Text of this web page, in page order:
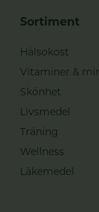
Sortiment
Hälsokost
Vitaminer &
Skönhet
Livsmedel
Träning
Wellness
Läkemedel